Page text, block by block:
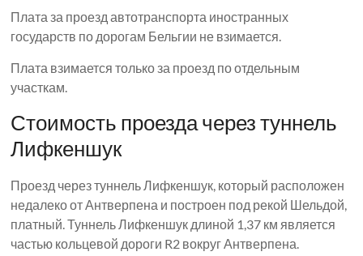
Плата за проезд автотранспорта иностранных
государств по дорогам Бельгии не взимается.
Плата взимается только за проезд по отдельным
участкам.
Стоимость проезда через туннель
Лифкеншук
Проезд через туннель Лифкеншук, который расположен
недалеко от Антверпена и построен под рекой Шельдой,
платный. Туннель Лифкеншук длиной 1,37 км является
частью кольцевой дороги R2 вокруг Антверпена.